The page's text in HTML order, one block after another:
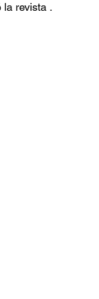
la revista .